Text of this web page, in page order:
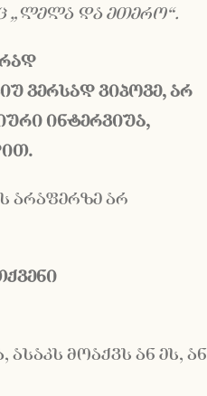
„ლელა და ეთერო“.
ვერსადვიპოვე,არ
ინტერვიუა,
.
არაფერზე არ
მოაქვს ან ეს, ან